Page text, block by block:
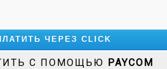
ЧЕРЕЗ CLICK
С ПОМОЩЬЮ PAYCOM